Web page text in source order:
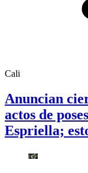
Cali
Anuncian
actos de
Espriella;